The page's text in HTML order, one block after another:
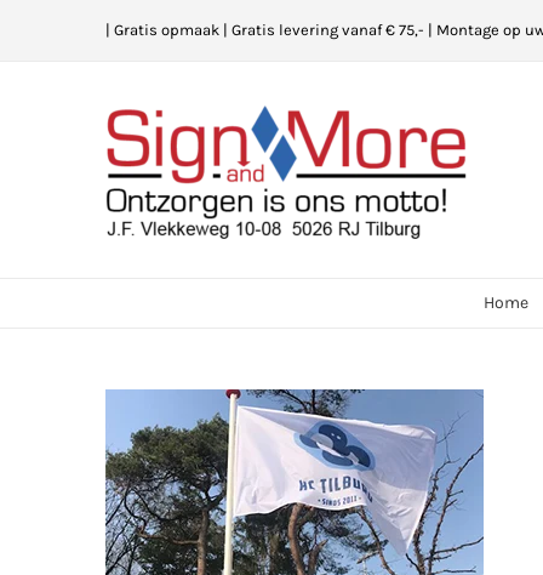
| Gratis opmaak | Gratis levering vanaf € 75,- | Montage op
Home